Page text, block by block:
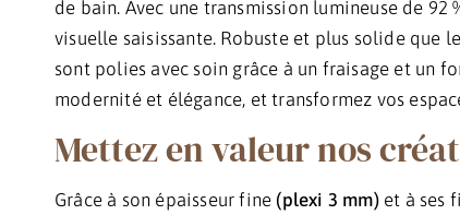
de bain. Avec une transmission lumineuse de
visuelle saisissante. Robuste et plus solide que
sont polies avec soin grâce à un fraisage et un
modernité et élégance, et transformez vos
Mettez en valeur nos
Grâce à son épaisseur fine (plexi 3 mm)et à ses